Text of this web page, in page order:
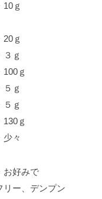
ｇ
ｇ
ｇ
ｇ
ｇ
ｇ
ｇ
少々
お好みで
ー、デンプン